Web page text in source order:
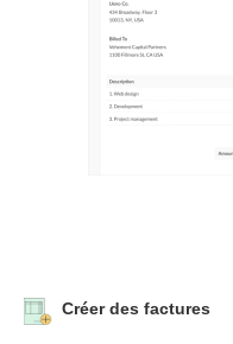
Créer des factures